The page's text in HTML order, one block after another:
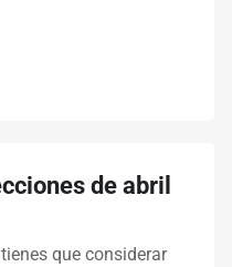
de abril
que considerar